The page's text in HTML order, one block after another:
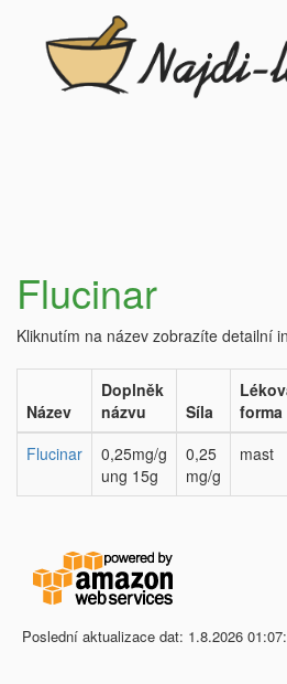
Flucinar
Kliknutím na název zobrazíte detailní
Název
Doplněk
názvu
Síla
forma
Flucinar
0,25mg/g
ung 15g
0,25
mg/g
mast
Poslední aktualizace dat: 1.8.2026